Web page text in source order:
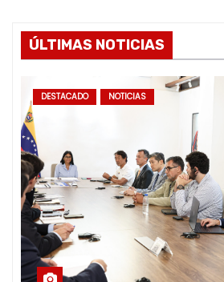
ÚLTIMAS NOTICIAS
DESTACADO NOTICIAS